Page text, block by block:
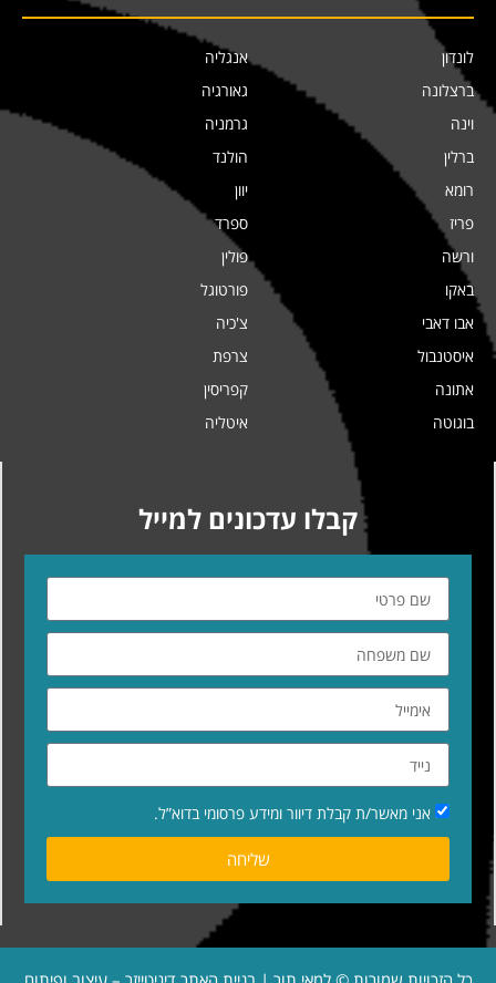
לונדון
ברצלונה
וינה
ברלין
רומא
פריז
ורשה
באקו
אבו דאבי
איסטנבול
אתונה
בוגוטה
אנגליה
גאורגיה
גרמניה
הולנד
יוון
ספרד
פולין
פורטוגל
צ'כיה
צרפת
קפריסין
איטליה
קבלו עדכונים למייל
אני מאשר/ת קבלת דיוור ומידע פרסומי בדוא”ל.
שליחה